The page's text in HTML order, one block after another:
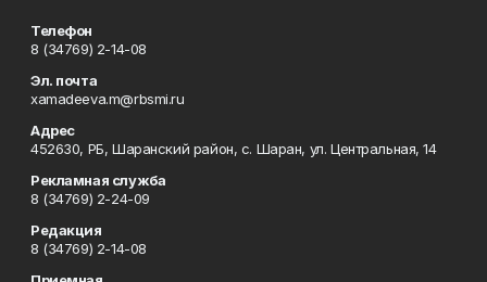
Телефон
8 (34769) 2-14-08
Эл. почта
xamadeeva.m@rbsmi.ru
Адрес
452630, РБ, Шаранский район, с. Шаран, ул. Центральная, 14
Рекламная служба
8 (34769) 2-24-09
Редакция
8 (34769) 2-14-08